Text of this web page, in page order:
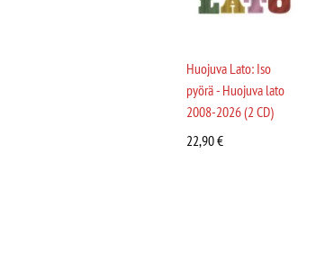
Huojuva Lato: Iso
pyörä - Huojuva lato
2008-2026 (2 CD)
22,90€